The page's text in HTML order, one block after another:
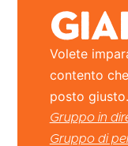
Volete
contento
posto giusto.
Gruppo in
Gruppo di